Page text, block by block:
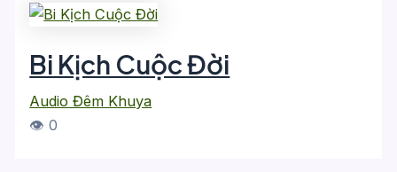
Bi Kịch Cuộc Đời
Audio Đêm Khuya
👁 0